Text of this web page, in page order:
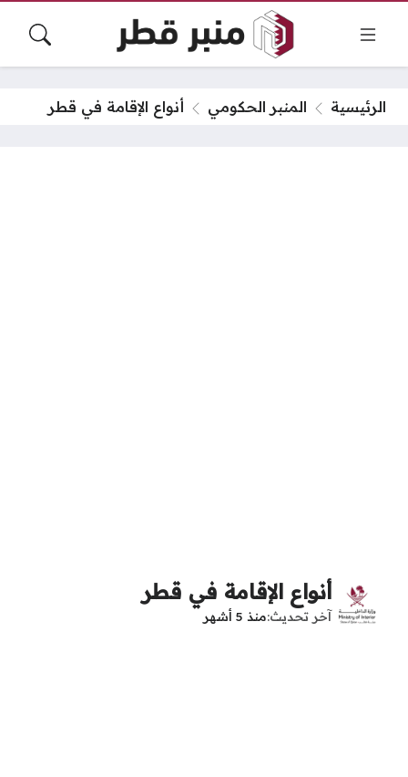
الرئيسية المنبر الحكومي أنواع الإقامة في قطر
أنواع الإقامة في قطر
آخر تحديث منذ 5 أشهر